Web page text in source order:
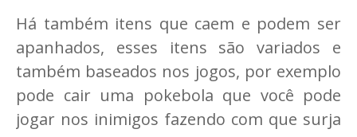
Há também itens que caem e podem ser
apanhados, esses itens são variados e
também baseados nos jogos, por exemplo
pode cair uma pokebola que você pode
jogar nos inimigos fazendo com que surja